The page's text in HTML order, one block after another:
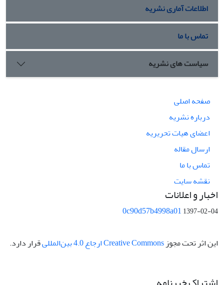
اطلاعات آماری نشریه
تماس با ما
سیاست های نشریه
صفحه اصلی
درباره نشریه
اعضای هیات تحریریه
ارسال مقاله
تماس با ما
نقشه سایت
اخبار و اعلانات
0c90d57b4998a011397-02-04
این اثر تحت مجوز Creative Commons ارجاع 4.0 بین‌المللی قرار دارد.